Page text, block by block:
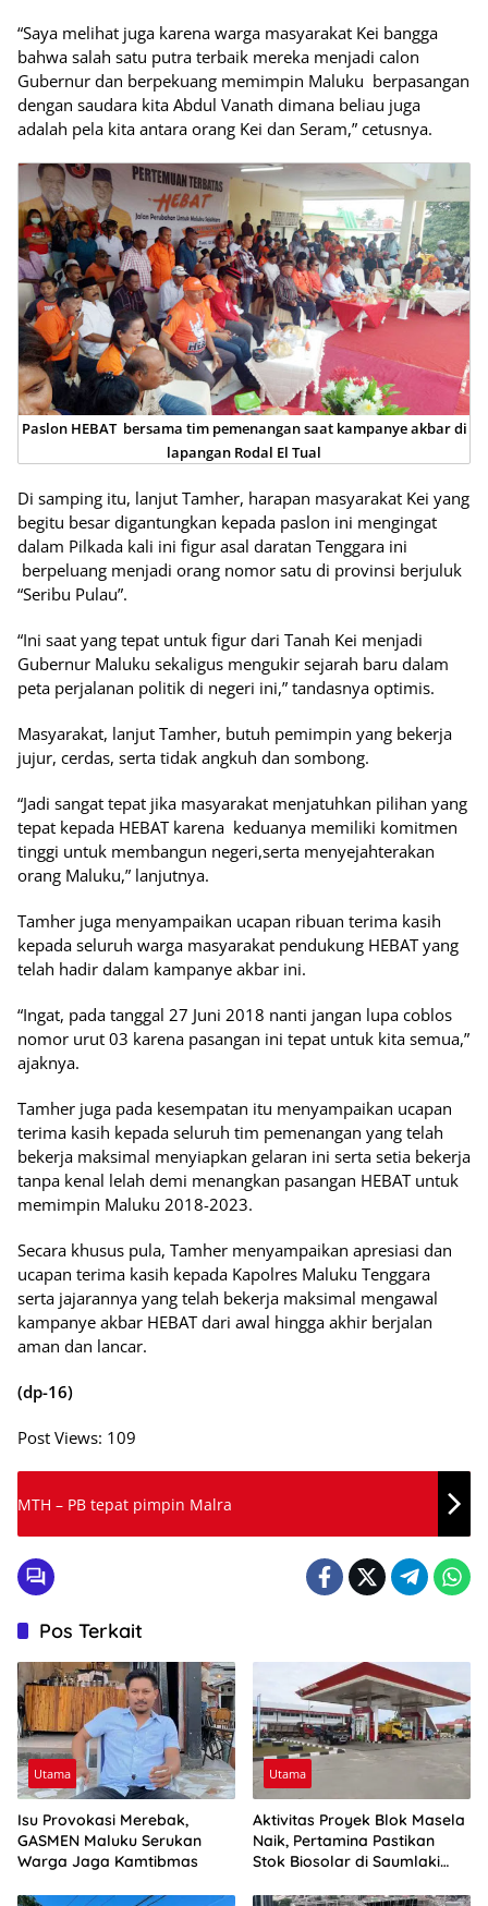
“Saya melihat juga karena warga masyarakat Kei bangga
bahwa salah satu putra terbaik mereka menjadi calon
Gubernur dan berpekuang memimpin Maluku berpasangan
dengan saudara kita Abdul Vanath dimana beliau juga
adalah pela kita antara orang Kei dan Seram,” cetusnya.
Paslon HEBAT bersama tim pemenangan saat kampanye akbar di
lapangan Rodal El Tual
Di samping itu, lanjut Tamher, harapan masyarakat Kei yang
begitu besar digantungkan kepada paslon ini mengingat
dalam Pilkada kali ini figur asal daratan Tenggara ini
berpeluang menjadi orang nomor satu di provinsi berjuluk
“Seribu Pulau”.
“Ini saat yang tepat untuk figur dari Tanah Kei menjadi
Gubernur Maluku sekaligus mengukir sejarah baru dalam
peta perjalanan politik di negeri ini,” tandasnya optimis.
Masyarakat, lanjut Tamher, butuh pemimpin yang bekerja
jujur, cerdas, serta tidak angkuh dan sombong.
“Jadi sangat tepat jika masyarakat menjatuhkan pilihan yang
tepat kepada HEBAT karena keduanya memiliki komitmen
tinggi untuk membangun negeri,serta menyejahterakan
orang Maluku,” lanjutnya.
Tamher juga menyampaikan ucapan ribuan terima kasih
kepada seluruh warga masyarakat pendukung HEBAT yang
telah hadir dalam kampanye akbar ini.
“Ingat, pada tanggal 27 Juni 2018 nanti jangan lupa coblos
nomor urut 03 karena pasangan ini tepat untuk kita semua,”
ajaknya.
Tamher juga pada kesempatan itu menyampaikan ucapan
terima kasih kepada seluruh tim pemenangan yang telah
bekerja maksimal menyiapkan gelaran ini serta setia bekerja
tanpa kenal lelah demi menangkan pasangan HEBAT untuk
memimpin Maluku 2018-2023.
Secara khusus pula, Tamher menyampaikan apresiasi dan
ucapan terima kasih kepada Kapolres Maluku Tenggara
serta jajarannya yang telah bekerja maksimal mengawal
kampanye akbar HEBAT dari awal hingga akhir berjalan
aman dan lancar.
(dp-16)
Post Views: 109
MTH – PB tepat pimpin Malra
Pos Terkait
Utama
Isu Provokasi Merebak,
GASMEN Maluku Serukan
Warga Jaga Kamtibmas
Utama
Aktivitas Proyek Blok Masela
Naik, Pertamina Pastikan
Stok Biosolar di Saumlaki